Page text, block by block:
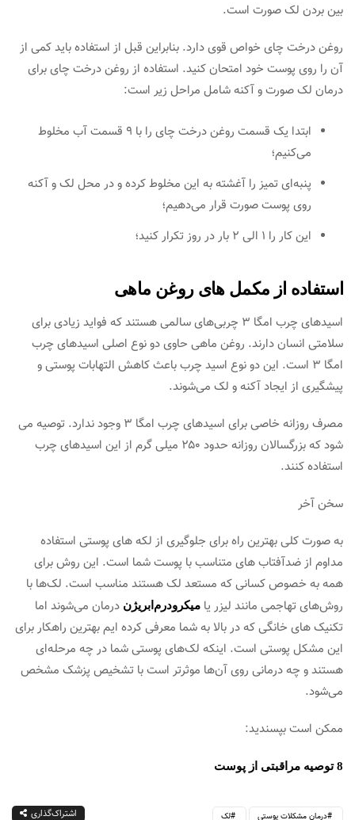
بین بردن لک صورت است.
روغن درخت چای خواص قوی دارد. بنابراین قبل از استفاده باید کمی ‌از
آن را روی پوست خود امتحان کنید. استفاده از روغن درخت چای برای
درمان لک صورت و آکنه شامل مراحل زیر است:
ابتدا یک قسمت روغن درخت چای را با ۹ قسمت آب مخلوط
‌‌می‌کنیم؛
پنبه‌ای تمیز را آغشته به این مخلوط کرده و در محل لک و آکنه
روی پوست صورت قرار ‌‌می‌دهیم؛
این کار را ۱ الی ۲ بار در روز تکرار کنید؛
استفاده از مکمل های روغن ماهی
اسیدهای چرب امگا ۳ چربی‌های سالمی هستند که فواید زیادی برای
سلامتی انسان دارند. روغن ماهی حاوی دو نوع اصلی اسیدهای چرب
امگا ۳ است. این دو نوع اسید چرب باعث کاهش التهابات پوستی و
پیشگیری از ایجاد آکنه و لک می‎‌شوند.
مصرف روزانه خاصی برای اسیدهای چرب امگا ۳ وجود ندارد. توصیه می
شود که بزرگسالان روزانه حدود ۲۵۰ میلی گرم از این اسیدهای چرب
استفاده کنند.
سخن آخر
به صورت کلی بهترین راه برای جلوگیری از لکه های پوستی استفاده
مداوم از ضدآفتاب های متناسب با پوست شما است. این روش برای
همه به خصوص کسانی که مستعد لک هستند مناسب است. لک‌ها با
روش‌های تهاجمی مانند لیزر یا میکرودرم‌ابریژن درمان می‌شوند اما
تکنیک های خانگی که در بالا به شما معرفی کرده ایم بهترین راهکار برای
این مشکل پوستی است. اینکه لک‌های پوستی شما در چه مرحله‌ای
هستند و چه درمانی روی آن‌ها موثرتر است با تشخیص پزشک مشخص
می‌شود.
ممکن است بپسندید:
8 توصیه مراقبتی از پوست
درمان مشکلات پوستی لک اشتراک‌گذاری